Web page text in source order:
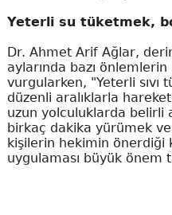
Yeterli su tüketmek,
Dr. Ahmet Arif Ağlar,
aylarında bazı
vurgularken, "Yeterli sıvı
düzenli aralıklarla
uzun yolculuklarda belirli
birkaç dakika yürümek
kişilerin hekimin önerdiği
uygulaması büyük önem